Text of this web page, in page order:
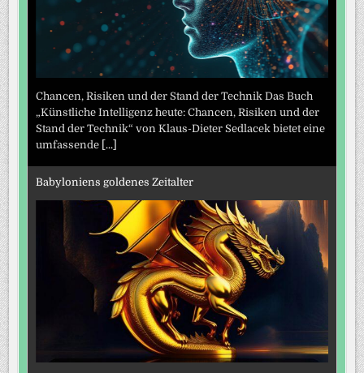
Chancen, Risiken und der Stand der Technik Das Buch
„Künstliche Intelligenz heute: Chancen, Risiken und der
Stand der Technik“ von Klaus-Dieter Sedlacek bietet eine
umfassende [...]
Babyloniens goldenes Zeitalter